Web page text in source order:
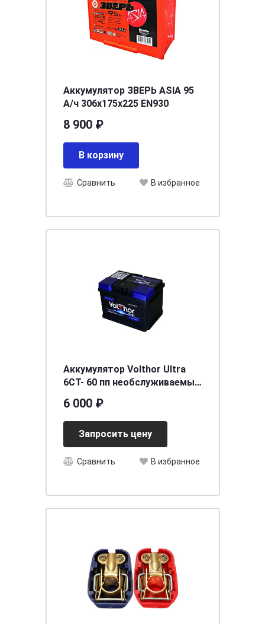
Аккумулятор ЗВЕРЬ ASIA 95
А/ч 306x175x225 EN930
8 900 ₽
В корзину
Сравнить В избранное
Аккумулятор Volthor Ultra
6СТ- 60 пп необслуживаемый
6 000 ₽
Запросить цену
Сравнить В избранное